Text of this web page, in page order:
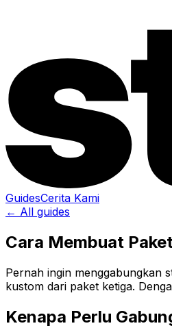
GuidesCerita Kami
← All guides
Cara Membuat
Pernah ingin menggabungkan
kustom dari paket ketiga.
Kenapa Perlu